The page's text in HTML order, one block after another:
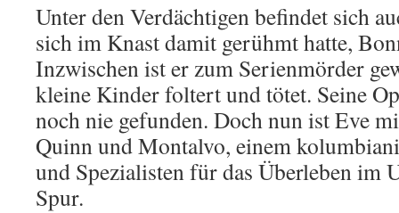
Unter den Verdächtigen befindet sich
sich im Knast damit gerühmt hatte,
Inzwischen ist er zum Serienmörder
kleine Kinder foltert und tötet. Seine
noch nie gefunden. Doch nun ist Eve
Quinn und Montalvo, einem
und Spezialisten für das Überleben im
Spur.